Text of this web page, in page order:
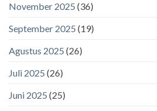
November 2025 (36)
September 2025 (19)
Agustus 2025 (26)
Juli 2025 (26)
Juni 2025 (25)